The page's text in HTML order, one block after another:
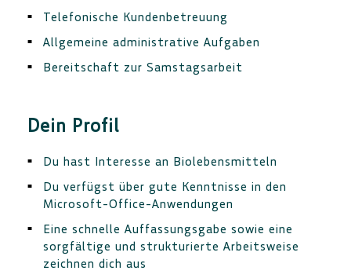
Telefonische Kundenbetreuung
Allgemeine administrative Aufgaben
Bereitschaft zur Samstagsarbeit
Dein Profil
Du hast Interesse an Biolebensmitteln
Du verfügst über gute Kenntnisse in den
Microsoft-Office-Anwendungen
Eine schnelle Auffassungsgabe sowie eine
sorgfältige und strukturierte Arbeitsweise
zeichnen dich aus